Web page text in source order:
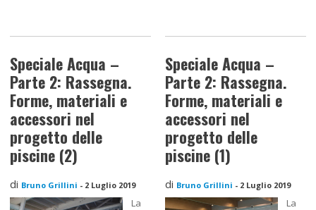
Speciale Acqua –
Parte 2: Rassegna.
Forme, materiali e
accessori nel
progetto delle
piscine (2)
di Bruno Grillini - 2 Luglio 2019
La
Speciale Acqua –
Parte 2: Rassegna.
Forme, materiali e
accessori nel
progetto delle
piscine (1)
di Bruno Grillini - 2 Luglio 2019
La